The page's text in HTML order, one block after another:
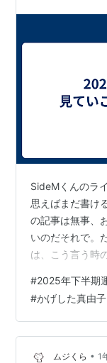
SideMくんのラ
思えばまだ書け
の記事は無事、
いのだそれで。
は、こう言う時
ね！ だから獅子
早いもので2025
半分、終わった
人間としては『
そんな楽しみも
#2025年下半期
#かげした真由
ムジくら • 1